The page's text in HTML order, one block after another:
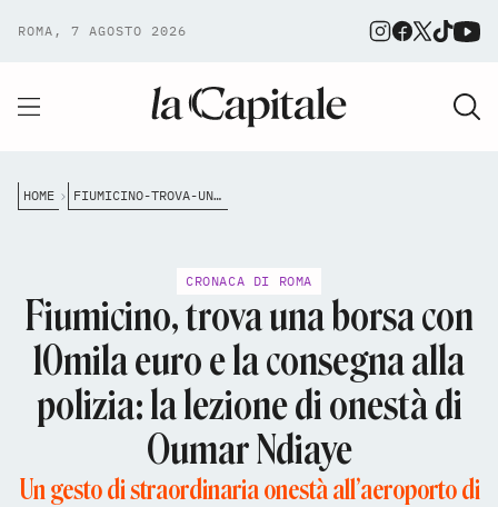
ROMA, 7 AGOSTO 2026
HOME FIUMICINO-TROVA-UNA-BORSA-CON-10MILA-EURO-E-LA-CONSEGNA-ALLA-POLIZIA-LA-LEZIONE-DI-ONEST%C3%A0-DI-OUMAR-NDIAYE
CRONACA DI ROMA
Fiumicino, trova una borsa con
10mila euro e la consegna alla
polizia: la lezione di onestà di
Oumar Ndiaye
Un gesto di straordinaria onestà all’aeroporto di